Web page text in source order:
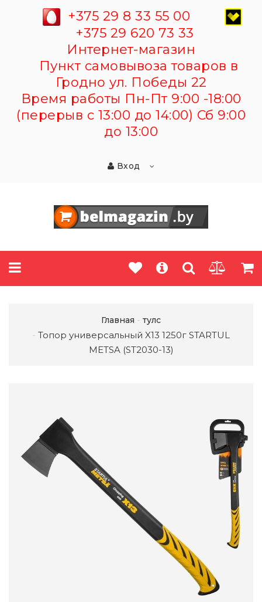
+375 29 8 33 55 00
+375 29 620 73 33
Интернет-магазин
Пункт самовывоза товаров в
Гродно ул. Победы 22
Время работы Пн-Пт 9:00 -18:00
(перерыв с 13:00 до 14:00) Сб 9:00
до 13:00
Вход
Главная тулс
Топор универсальный X13 1250г STARTUL
METSA (ST2030-13)